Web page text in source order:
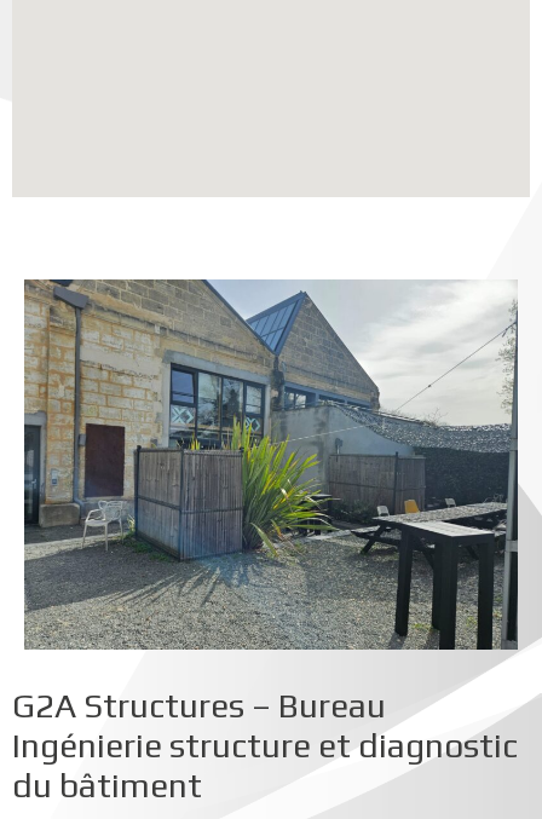
G2A Structures – Bureau
Ingénierie structure et diagnostic
du bâtiment